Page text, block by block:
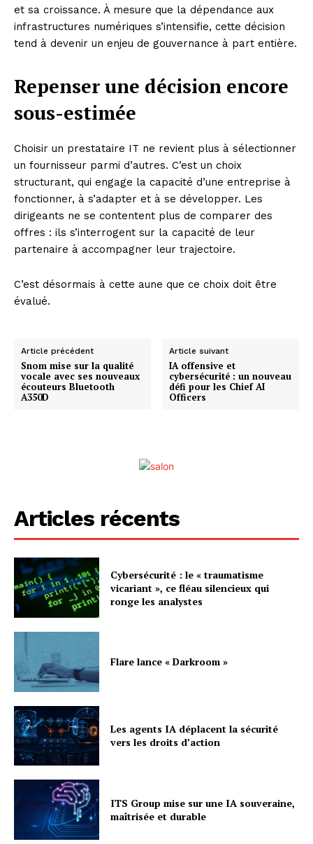
et sa croissance. À mesure que la dépendance aux
infrastructures numériques s’intensifie, cette décision
tend à devenir un enjeu de gouvernance à part entière.
Repenser une décision encore
sous-estimée
Choisir un prestataire IT ne revient plus à sélectionner
un fournisseur parmi d’autres. C’est un choix
structurant, qui engage la capacité d’une entreprise à
fonctionner, à s’adapter et à se développer. Les
dirigeants ne se contentent plus de comparer des
offres : ils s’interrogent sur la capacité de leur
partenaire à accompagner leur trajectoire.
C’est désormais à cette aune que ce choix doit être
évalué.
Article précédent
Snom mise sur la qualité
vocale avec ses nouveaux
écouteurs Bluetooth
A350D
Article suivant
IA offensive et
cybersécurité : un nouveau
défi pour les Chief AI
Officers
Articles récents
Cybersécurité : le « traumatisme
vicariant », ce fléau silencieux qui
ronge les analystes
Flare lance « Darkroom »
Les agents IA déplacent la sécurité
vers les droits d’action
ITS Group mise sur une IA souveraine,
maîtrisée et durable